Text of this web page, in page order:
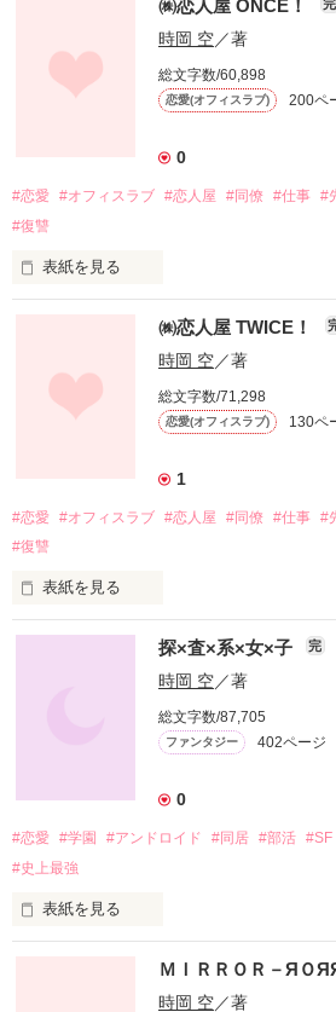
PV数190000突破
2016/5/24
PV数210000突破
2016/6/30
2017/3/11
PV数230000突破
メルっち(meltさん
喜希さん
感想投稿ありがとうございました。
作品を読む
読者数100＆PV数120000突破
レビュー
フェザーフォルテさん
皆さん、ありがとうございみゃす！
感想ありがとうございます。
作品を読む
普通の学園でも魔法の授業が取り入れ
「魔法学科」を備えた「魔法学園」も存
そんな魔法学園の中で、特に能力の高
ムのメンバーに選ばれる。
魔法を駆使して、魔力を競い合う大会
年に一度開かれるその大会に、彼らは
これは、そんな世界で繰り広げられる
PV数10000突破！
PV数30000突破！
2014/8/9
PV数40000突破！
2015/8/20
PV数70000突破！(じわじわ人気だな～)
読者数30突破！(もうないと思ってた…)
PV数80000突破！(100000あるかも？)
あざっすm(_ _)m
作品を読む
㈱恋人屋 ONCE！ 完
時岡 空／著
総文字数/60,898
恋愛(オフィスラブ) 200ペ
0
#恋愛 #オフィスラブ #恋人屋 #同僚 #仕事 #
#復讐
表紙を見る
少し前までは社会的に問題だったのに
「資格」になっているものがある。
それが…私達「恋人師」。
それはつまり「恋愛を売る者」。
お金をもらう事で、依頼人と恋愛体験を
そんな恋人師業界の一流企業、株式会社
恋愛を探し求める人達のために、私・
～記録～
執筆開始
完結
PV数40000突破＆読者数40突破！
PV数60000突破＆読者数50突破！
2014/5/28
大台、PV数100000突破！読者数も70突
PV数110000突破！
PV数130000突破！
㈱恋人屋 TWICE！
時岡 空／著
総文字数/71,298
恋愛(オフィスラブ) 130ペ
1
#恋愛 #オフィスラブ #恋人屋 #同僚 #仕事 #
#復讐
表紙を見る
「㈱恋人屋」シリーズ第二作！
過去のことも判明し、菜月くんとも一
「まぁ、ものは考えようだ。」
私は、人事部長に肩を叩かれた…。
楽しめる作品となっております。
探×査×系×女×子 完
時岡 空／著
総文字数/87,705
ファンタジー 402ページ
0
#恋愛 #学園 #アンドロイド #同居 #部活 #SF
#史上最強
表紙を見る
青い星を調べるために。
だが私は知らなかった。
ＭＩＲＲＯＲ－ЯＯ
時岡 空／著